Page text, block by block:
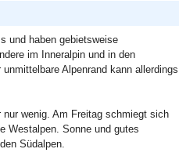
und haben gebietsweise
im Inneralpin und in den
Alpenrand kann allerdings
wenig. Am Freitag schmiegt sich
Westalpen. Sonne und gutes
Südalpen.